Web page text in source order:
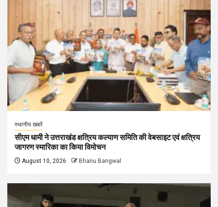
स्थानीय खबरें
सीएम धामी ने उत्तराखंड क्षत्रिय कल्याण समिति की वेबसाइट एवं क्षत्रिय
जागरण स्मारिका का किया विमोचन
August 10, 2026 Bhanu Bangwal